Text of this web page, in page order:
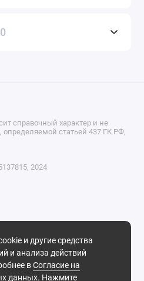
0
и другие средства
и анализа действий
вСогласие на
данных. Нажмите
справочный характер и не
определяемой статьей 437 ГК РФ,
2024
д. 14, оф. 14.